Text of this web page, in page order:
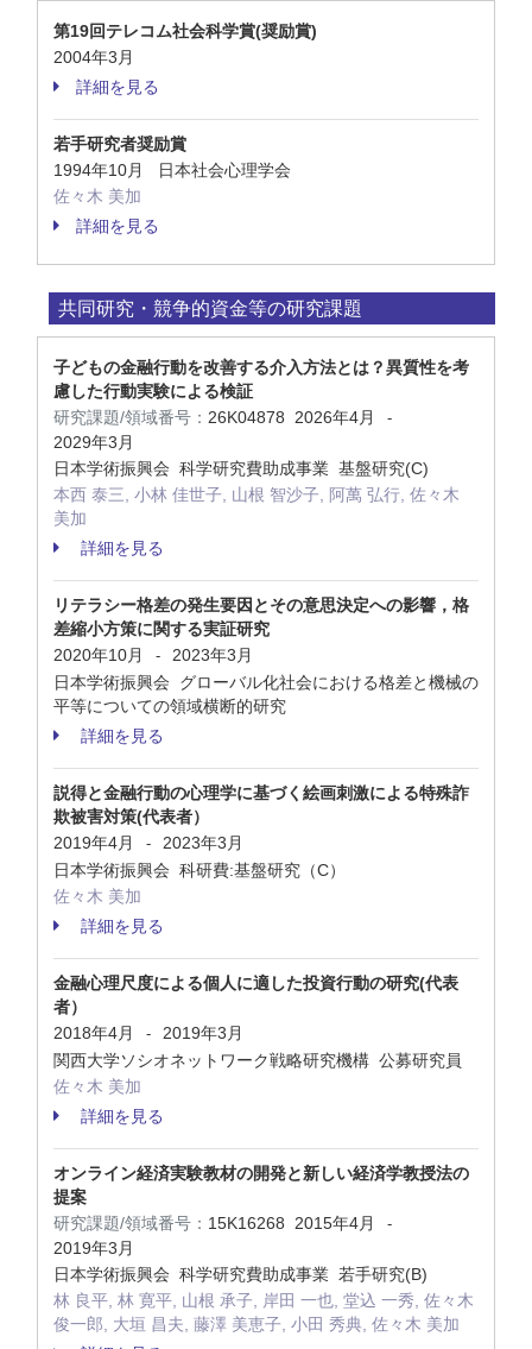
第19回テレコム社会科学賞(奨励賞)
2004年3月
詳細を見る
若手研究者奨励賞
1994年10月 日本社会心理学会
佐々木 美加
詳細を見る
共同研究・競争的資金等の研究課題
子どもの金融行動を改善する介入方法とは？異質性を考
慮した行動実験による検証
研究課題/領域番号： 26K04878 2026年4月 -
2029年3月
日本学術振興会 科学研究費助成事業 基盤研究(C)
本西 泰三, 小林 佳世子, 山根 智沙子, 阿萬 弘行, 佐々木
美加
詳細を見る
リテラシー格差の発生要因とその意思決定への影響，格
差縮小方策に関する実証研究
2020年10月
-
2023年3月
日本学術振興会 グローバル化社会における格差と機械の
平等についての領域横断的研究
詳細を見る
説得と金融行動の心理学に基づく絵画刺激による特殊詐
欺被害対策(代表者）
2019年4月
-
2023年3月
日本学術振興会 科研費:基盤研究（C）
佐々木 美加
詳細を見る
金融心理尺度による個人に適した投資行動の研究(代表
者）
2018年4月
-
2019年3月
関西大学ソシオネットワーク戦略研究機構 公募研究員
佐々木 美加
詳細を見る
オンライン経済実験教材の開発と新しい経済学教授法の
提案
研究課題/領域番号： 15K16268 2015年4月 -
2019年3月
日本学術振興会 科学研究費助成事業 若手研究(B)
林 良平, 林 寛平, 山根 承子, 岸田 一也, 堂込 一秀, 佐々木
俊一郎, 大垣 昌夫, 藤澤 美恵子, 小田 秀典, 佐々木 美加